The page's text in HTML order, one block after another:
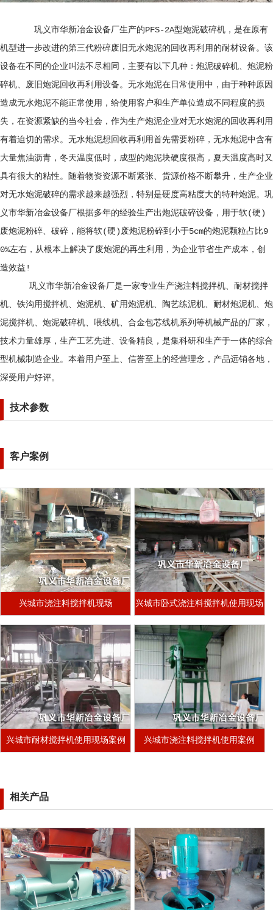
巩义市华新冶金设备厂生产的PFS-2A型炮泥破碎机，是在原有
机型进一步改进的第三代粉碎废旧无水炮泥的回收再利用的耐材设备。该
设备在不同的企业叫法不尽相同，主要有以下几种：炮泥破碎机、炮泥粉
碎机、废旧炮泥回收再利用设备。无水炮泥在日常使用中，由于种种原因
造成无水炮泥不能正常使用，给使用客户和生产单位造成不同程度的损
失，在资源紧缺的当今社会，作为生产炮泥企业对无水炮泥的回收再利用
有着迫切的需求。无水炮泥想回收再利用首先需要粉碎，无水炮泥中含有
大量焦油沥青，冬天温度低时，成型的炮泥块硬度很高，夏天温度高时又
具有很大的粘性。随着物资资源不断紧张、货源价格不断攀升，生产企业
对无水炮泥破碎的需求越来越强烈，特别是硬度高粘度大的特种炮泥。巩
义市华新冶金设备厂根据多年的经验生产出炮泥破碎设备，用于软(硬)
废炮泥粉碎、破碎，能将软(硬)废炮泥粉碎到小于5cm的炮泥颗粒占比9
0%左右，从根本上解决了废炮泥的再生利用，为企业节省生产成本，创
造效益!
巩义市华新冶金设备厂是一家专业生产浇注料搅拌机、耐材搅拌
机、铁沟用搅拌机、炮泥机、矿用炮泥机、陶艺练泥机、耐材炮泥机、炮
泥搅拌机、炮泥破碎机、喂线机、合金包芯线机系列等机械产品的厂家，
技术力量雄厚，生产工艺先进、设备精良，是集科研和生产于一体的综合
型机械制造企业。本着用户至上、信誉至上的经营理念，产品远销各地，
深受用户好评。
技术参数
客户案例
兴城市浇注料搅拌机现场 兴城市卧式浇注料搅拌机使用现场
兴城市耐材搅拌机使用现场案例 兴城市浇注料搅拌机使用案例
相关产品